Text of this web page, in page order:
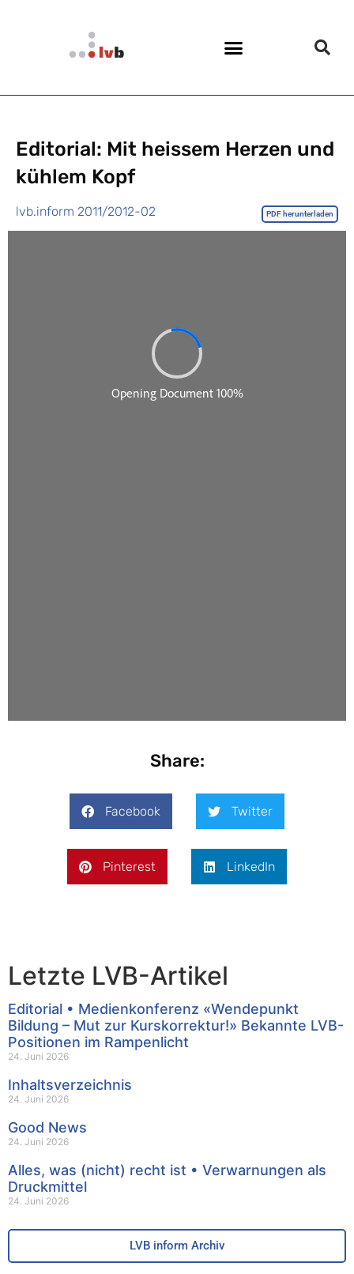
Editorial: Mit heissem Herzen und
kühlem Kopf
lvb.inform 2011/2012-02 PDF herunterladen
Share:
Facebook Twitter
Pinterest LinkedIn
Letzte LVB-Artikel
Editorial • Medienkonferenz «Wendepunkt
Bildung – Mut zur Kurskorrektur!» Bekannte LVB-
Positionen im Rampenlicht
24. Juni 2026
Inhaltsverzeichnis
24. Juni 2026
Good News
24. Juni 2026
Alles, was (nicht) recht ist • Verwarnungen als
Druckmittel
24. Juni 2026
LVB inform Archiv